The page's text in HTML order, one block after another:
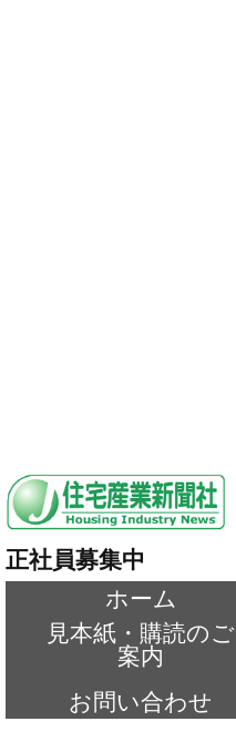
正社員募集中
ホーム
見本紙・購読のご
案内
お問い合わせ